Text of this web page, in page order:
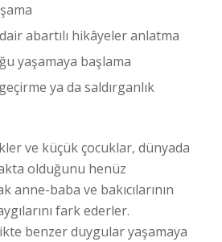
abartılı hikâyeler anlatma
yaşamaya başlama
ya da saldırganlık
ve küçük çocuklar, dünyada
olduğunu henüz
anne-baba ve bakıcılarının
fark ederler.
benzer duygular yaşamaya